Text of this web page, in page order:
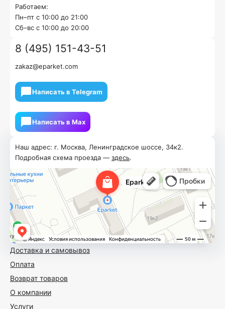
Доставка и самовывоз
Оплата
Возврат товаров
О компании
Услуги
Наш адрес: г. Москва, Ленинградское шоссе, 34к2.
Подробная схема проезда — здесь.
Работаем:
Пн–пт с 10:00 до 21:00
Cб–вс с 10:00 до 20:00
8 (495) 151-43-51
zakaz@eparket.com
Написать в Telegram
Написать в Мах